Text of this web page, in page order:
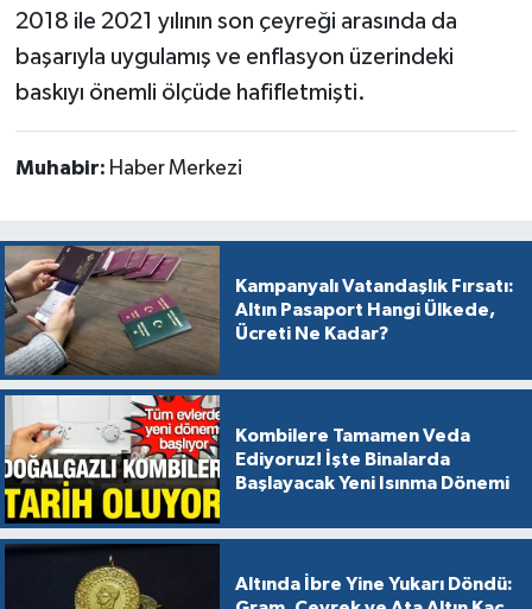
2018 ile 2021 yılının son çeyreği arasında da
başarıyla uygulamış ve enflasyon üzerindeki
baskıyı önemli ölçüde hafifletmişti.
Muhabir: Haber Merkezi
Kampanyalı Vatandaşlık Fırsatı:
Altın Pasaport Hangi Ülkede,
Ücreti Ne Kadar?
Kombilere Tamamen Veda
Ediyoruz! İşte Binalarda
Başlayacak Yeni Isınma Dönemi
Altında İbre Yine Yukarı Döndü: